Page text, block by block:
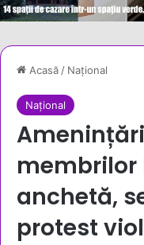
Acasă/ Național
Național
membrilor
anchetă,
protest